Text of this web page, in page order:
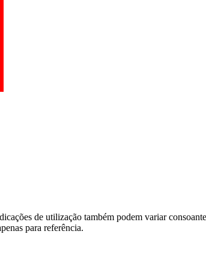
de utilização também podem variar
para referência.